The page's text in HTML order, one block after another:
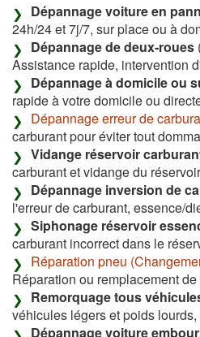
Dépannage voiture en
24h/24 et 7j/7, sur place ou à
Dépannage de deux-roues
Assistance rapide, intervention
Dépannage à domicile ou
rapide à votre domicile ou
Dépannage erreur de
carburant pour éviter tout
Vidange réservoir
carburant et vidange du
Dépannage inversion de
l'erreur de carburant, essence/
Siphonage réservoir
carburant incorrect dans le
Réparation pneu
Réparation ou remplacement
Remorquage tous
véhicules légers et poids lourds,
Dépannage voiture